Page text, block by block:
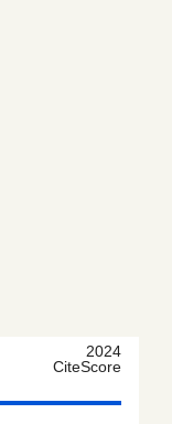
2024
CiteScore